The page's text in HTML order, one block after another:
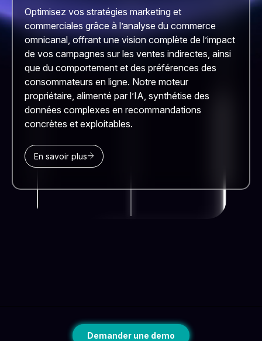
Optimisez vos stratégies marketing et
commerciales grâce à l’analyse du commerce
omnicanal, offrant une vision complète de l’impact
de vos campagnes sur les ventes indirectes, ainsi
que du comportement et des préférences des
consommateurs en ligne. Notre moteur
propriétaire, alimenté par l’IA, synthétise des
données complexes en recommandations
concrètes et exploitables.
En savoir plus
Demander une demo